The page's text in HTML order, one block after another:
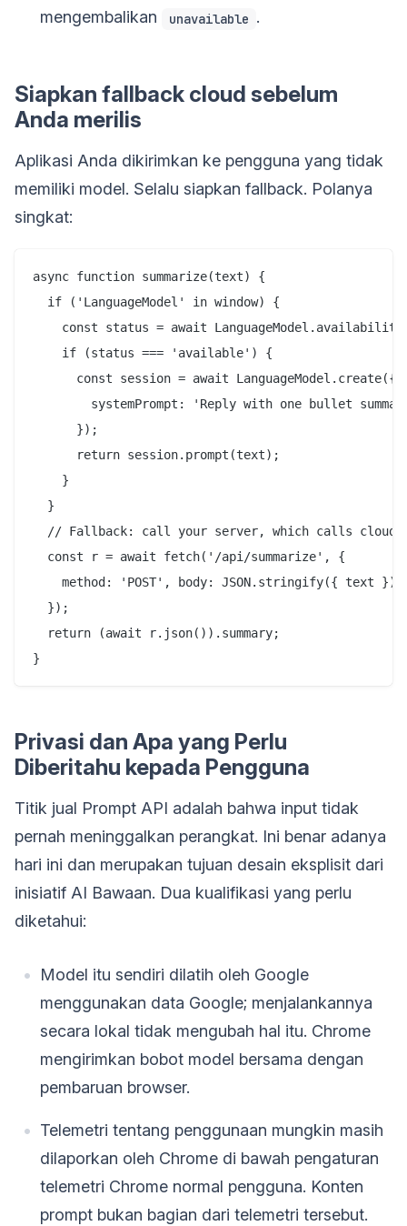
mengembalikan
unavailable .
Siapkan fallback cloud sebelum
Anda merilis
Aplikasi Anda dikirimkan ke pengguna yang tidak
memiliki model. Selalu siapkan fallback. Polanya
singkat:
async function summarize(text) {
  if ('LanguageModel' in window) {
const status = await
    if (status === 'available') {
      const session = await LanguageModel.create({
systemPrompt: 'Reply with one bullet
      });
      return session.prompt(text);
    }
  }
// Fallback: call your server, which calls cloud
  const r = await fetch('/api/summarize', {
    method: 'POST', body: JSON.stringify({ text }),
  });
  return (await r.json()).summary;
Privasi dan Apa yang Perlu
Diberitahu kepada Pengguna
Titik jual Prompt API adalah bahwa input tidak
pernah meninggalkan perangkat. Ini benar adanya
hari ini dan merupakan tujuan desain eksplisit dari
inisiatif AI Bawaan. Dua kualifikasi yang perlu
diketahui:
Model itu sendiri dilatih oleh Google
menggunakan data Google; menjalankannya
secara lokal tidak mengubah hal itu. Chrome
mengirimkan bobot model bersama dengan
pembaruan browser.
Telemetri tentang penggunaan mungkin masih
dilaporkan oleh Chrome di bawah pengaturan
telemetri Chrome normal pengguna. Konten
prompt bukan bagian dari telemetri tersebut.